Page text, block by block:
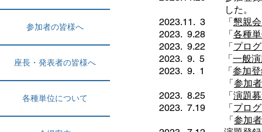
参加者の皆様へ
座長・発表者の皆様へ
各種単位について
した。
2023.11. 3 「懇親
2023. 9.28 「各種
2023. 9.22 「プロ
2023. 9. 5 「一般
2023. 9. 1 「参加
​ 「参加
2023. 8.25 「演題
2023. 7.19 「プロ
「参加